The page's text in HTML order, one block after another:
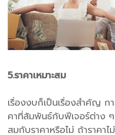
5.ราคาเหมาะสม
เรื่องงบก็เป็นเรื่องสำคัญ
คาที่สัมพันธ์กับฟีเจอร์ต่าง ๆ
สมกับราคาหรือไม่ ถ้าราคา